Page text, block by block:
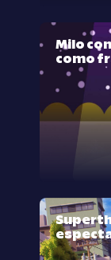
Milo
como